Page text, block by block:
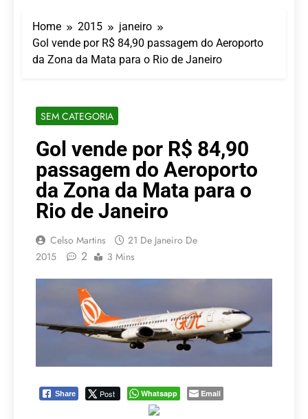
nos aeroportos da
Região Sul
7 De Agosto De 2026
Hotel Premium
Campinas fortalece
São Paulo Ibirapuera
LATAM anuncia 42
rotas na primeira fase
de operação do
Embraer 195-E2
5 De Agosto De 2026
Azul retoma voos
diretos entre Porto
Alegre e Montevidéu
5 De Agosto De 2026
Home 2015
janeiro
Gol vende por R$ 84,90 passagem do Aeroporto
da Zona da Mata para o Rio de Janeiro
SEM CATEGORIA
Gol vende por R$ 84,90
passagem do Aeroporto
da Zona da Mata para o
Rio de Janeiro
Celso Martins
21 De Janeiro De
2015
2 3 Mins
Share Post Whatsapp Email